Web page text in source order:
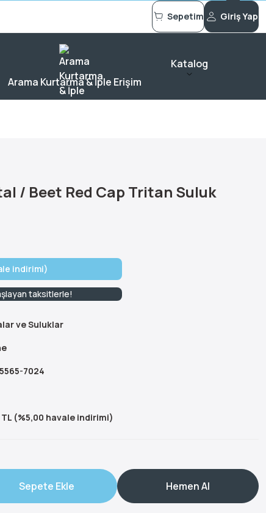
Sepetim Giriş Yap
Arama Kurtarma & İple Erişim
Katalog
/ Beet Red Cap Tritan Suluk
indirimi)
taksitlerle!
ve Suluklar
7024
TL (%5,00 havale indirimi)
Sepete Ekle Hemen Al